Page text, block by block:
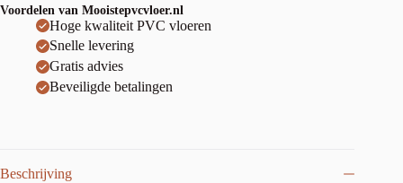
Voordelen van Mooistepvcvloer.nl
Hoge kwaliteit PVC vloeren
Snelle levering
Gratis advies
Beveiligde betalingen
Beschrijving